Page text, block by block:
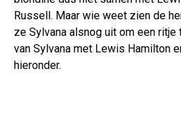
Russell. Maar wie weet zien de
ze Sylvana alsnog uit om een
van Sylvana met Lewis Hamilton
hieronder.